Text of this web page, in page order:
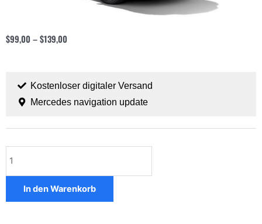
$99,00 –$139,00
Kostenloser digitaler Versand
Mercedes navigation update
E-
Class
Menge
In den Warenkorb